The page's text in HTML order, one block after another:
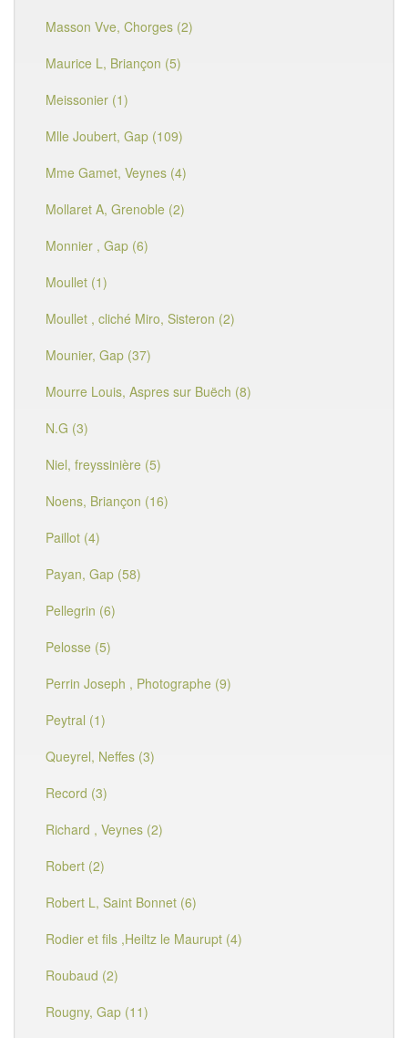
Masson Vve, Chorges (2)
Maurice L, Briançon (5)
Meissonier (1)
Mlle Joubert, Gap (109)
Mme Gamet, Veynes (4)
Mollaret A, Grenoble (2)
Monnier , Gap (6)
Moullet (1)
Moullet , cliché Miro, Sisteron (2)
Mounier, Gap (37)
Mourre Louis, Aspres sur Buëch (8)
N.G (3)
Niel, freyssinière (5)
Noens, Briançon (16)
Paillot (4)
Payan, Gap (58)
Pellegrin (6)
Pelosse (5)
Perrin Joseph , Photographe (9)
Peytral (1)
Queyrel, Neffes (3)
Record (3)
Richard , Veynes (2)
Robert (2)
Robert L, Saint Bonnet (6)
Rodier et fils ,Heiltz le Maurupt (4)
Roubaud (2)
Rougny, Gap (11)